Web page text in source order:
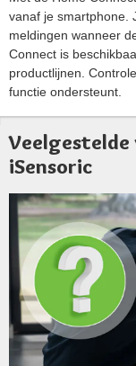
vanaf je smartphone.
meldingen wanneer
Connect is
productlijnen.
functie ondersteunt.
Veelgestelde
iSensoric